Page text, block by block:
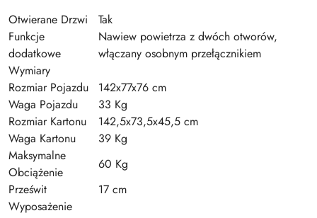
Otwierane Drzwi
Tak
Funkcje
dodatkowe
Nawiew powietrza z dwóch otworów,
włączany osobnym przełącznikiem
Wymiary
Rozmiar Pojazdu
142x77x76 cm
Waga Pojazdu
33 Kg
Rozmiar Kartonu
142,5x73,5x45,5 cm
Waga Kartonu
39 Kg
Maksymalne
Obciążenie
60 Kg
Prześwit
17 cm
Wyposażenie